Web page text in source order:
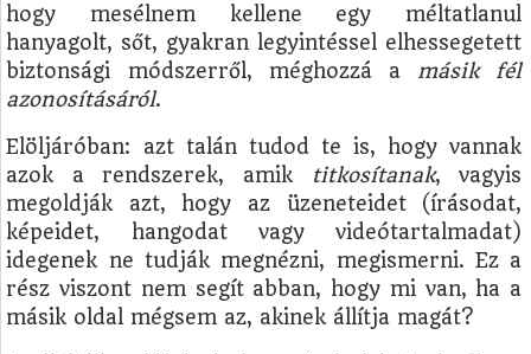
hogy mesélnem kellene egy méltatlanul
hanyagolt, sőt, gyakran legyintéssel elhessegetett
biztonsági módszerről, méghozzá a
másik fél
azonosításáról.
Elöljáróban: azt talán tudod te is, hogy vannak
azok a rendszerek, amik
titkosítanak, vagyis
megoldják azt, hogy az üzeneteidet (írásodat,
képeidet, hangodat vagy videótartalmadat)
idegenek ne tudják megnézni, megismerni. Ez a
rész viszont nem segít abban, hogy mi van, ha a
másik oldal mégsem az, akinek állítja magát?